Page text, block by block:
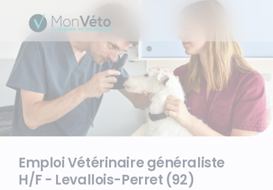
Emploi Vétérinaire généraliste
H/F - Levallois-Perret (92)